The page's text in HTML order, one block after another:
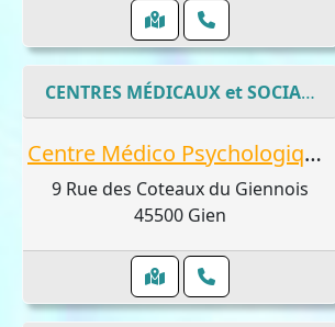
CENTRES MÉDICAUX et SOCIAUX
Centre Médico Psychologique Adultes
9 Rue des Coteaux du Giennois
45500 Gien